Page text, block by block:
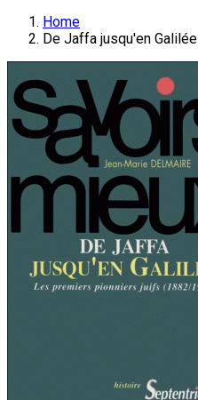
Home
De Jaffa jusqu'en Galilée